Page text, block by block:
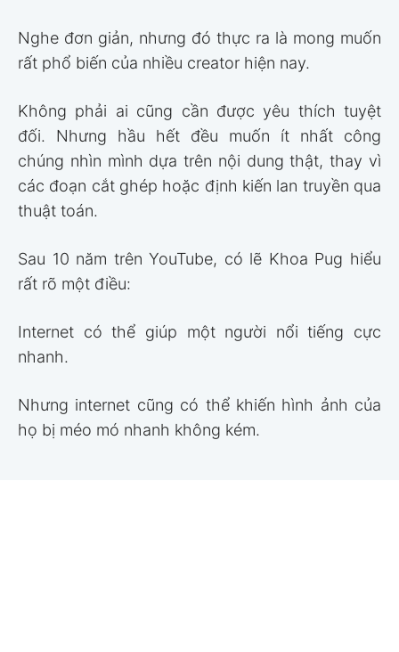
Nghe đơn giản, nhưng đó thực ra là mong muốn
rất phổ biến của nhiều creator hiện nay.
Không phải ai cũng cần được yêu thích tuyệt
đối. Nhưng hầu hết đều muốn ít nhất công
chúng nhìn mình dựa trên nội dung thật, thay vì
các đoạn cắt ghép hoặc định kiến lan truyền qua
thuật toán.
Sau 10 năm trên YouTube, có lẽ Khoa Pug hiểu
rất rõ một điều:
Internet có thể giúp một người nổi tiếng cực
nhanh.
Nhưng internet cũng có thể khiến hình ảnh của
họ bị méo mó nhanh không kém.